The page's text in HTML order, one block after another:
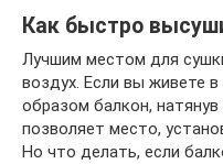
Как быстро
Лучшим местом для
воздух. Если вы живете
образом балкон,
позволяет место,
Но что делать, если